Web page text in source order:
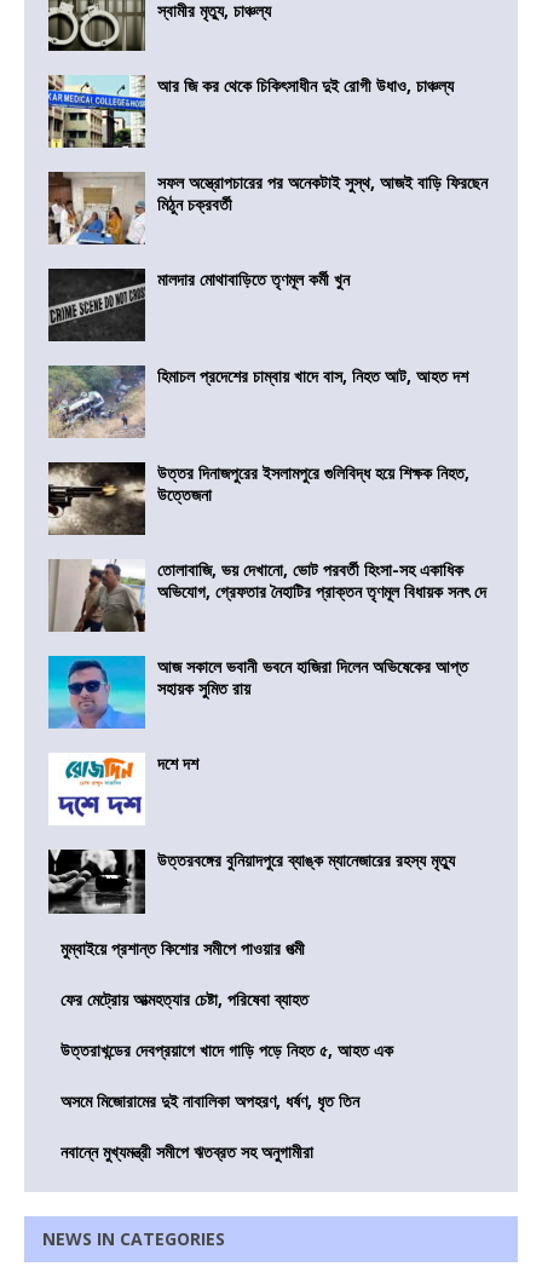
স্বামীর মৃত্যু, চাঞ্চল্য
আর জি কর থেকে চিকিৎসাধীন দুই রোগী উধাও, চাঞ্চল্য
সফল অস্ত্রোপচারের পর অনেকটাই সুস্থ, আজই বাড়ি ফিরছেন
মিঠুন চক্রবর্তী
মালদার মোথাবাড়িতে তৃণমূল কর্মী খুন
হিমাচল প্রদেশের চাম্বায় খাদে বাস, নিহত আট, আহত দশ
উত্তর দিনাজপুরের ইসলামপুরে গুলিবিদ্ধ হয়ে শিক্ষক নিহত,
উত্তেজনা
তোলাবাজি, ভয় দেখানো, ভোট পরবর্তী হিংসা-সহ একাধিক
অভিযোগ, গ্রেফতার নৈহাটির প্রাক্তন তৃণমূল বিধায়ক সনৎ দে
আজ সকালে ভবানী ভবনে হাজিরা দিলেন অভিষেকের আপ্ত
সহায়ক সুমিত রায়
দশে দশ
উত্তরবঙ্গের বুনিয়াদপুরে ব্যাঙ্ক ম্যানেজারের রহস্য মৃত্যু
মুম্বাইয়ে প্রশান্ত কিশোর সমীপে পাওয়ার পত্মী
ফের মেট্রোয় আত্মহত্যার চেষ্টা, পরিষেবা ব্যাহত
উত্তরাখন্ডের দেবপ্রয়াগে খাদে গাড়ি পড়ে নিহত ৫, আহত এক
অসমে মিজোরামের দুই নাবালিকা অপহরণ, ধর্ষণ, ধৃত তিন
নবান্নে মুখ্যমন্ত্রী সমীপে ঋতব্রত সহ অনুগামীরা
NEWS IN CATEGORIES